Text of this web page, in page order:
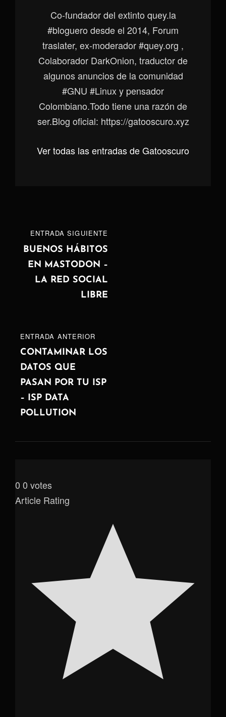
Co-fundador del extinto quey.la
#bloguero desde el 2014, Forum
traslater, ex-moderador #quey.org ,
Colaborador DarkOnion, traductor de
algunos anuncios de la comunidad
#GNU #Linux y pensador
Colombiano.Todo tiene una razón de
ser.Blog oficial: https://gatooscuro.xyz
Ver todas las entradas de Gatooscuro
Navegación
de
entradas
ENTRADA
ANTERIOR
ENTRADA ANTERIOR
CONTAMINAR LOS
DATOS QUE
PASAN POR TU ISP
– ISP DATA
POLLUTION
ENTRADA
SIGUIENTE
ENTRADA SIGUIENTE
BUENOS HÁBITOS
EN MASTODON –
LA RED SOCIAL
LIBRE
0 0 votes
Article Rating